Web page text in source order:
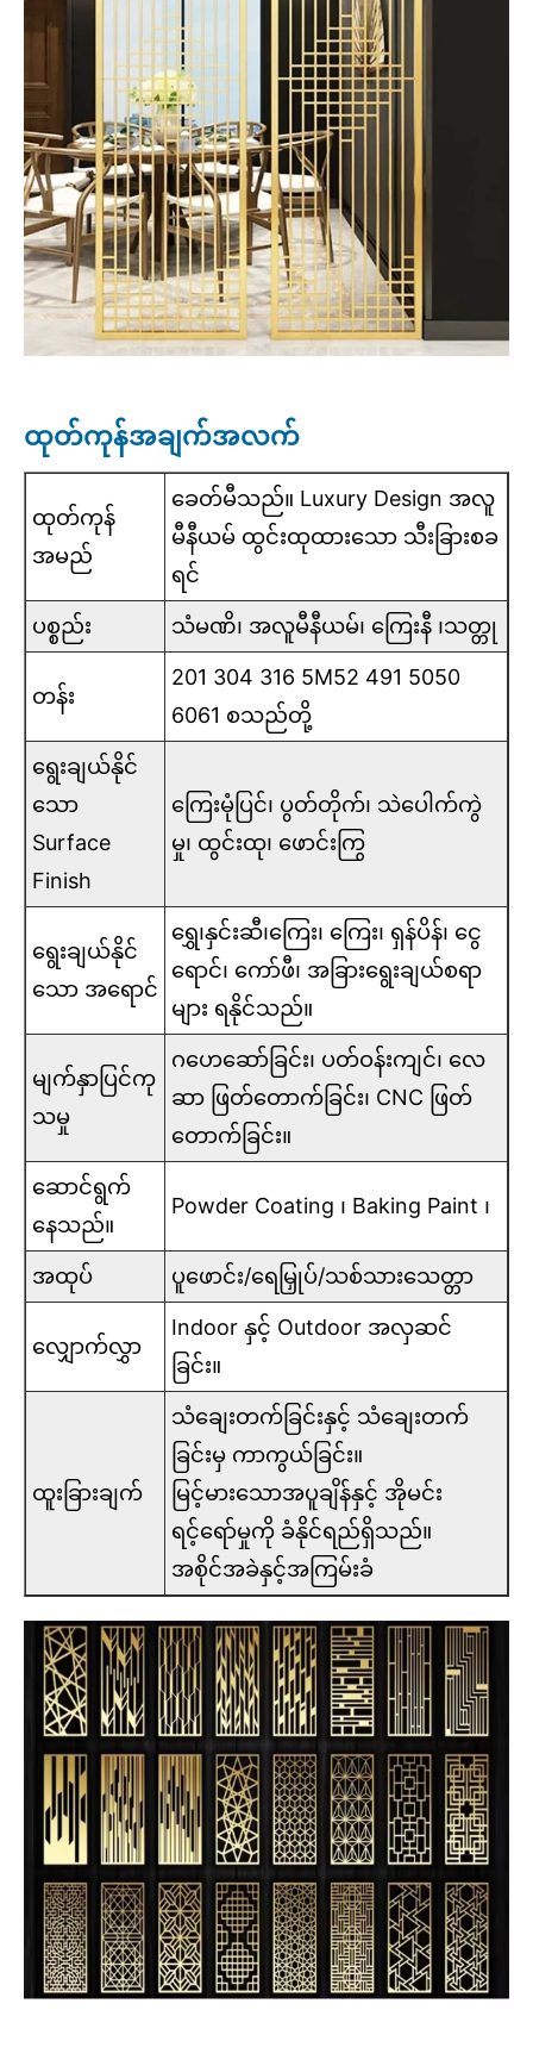
ထုတ်ကုန်အချက်အလက်
ထုတ်ကုန်
အမည်
ခေတ်မီသည်။ Luxury Design အလူ
မီနီယမ် ထွင်းထုထားသော သီးခြားစခ
ရင်
ပစ္စည်း သံမဏိ၊ အလူမီနီယမ်၊ ကြေးနီ ၊သတ္တု
တန်း
201 304 316 5M52 491 5050
6061 စသည်တို့
ရွေးချယ်နိုင်
သော
Surface
Finish
ကြေးမုံပြင်၊ ပွတ်တိုက်၊ သဲပေါက်ကွဲ
မှု၊ ထွင်းထု၊ ဖောင်းကြွ
ရွေးချယ်နိုင်
သော အရောင်
ရွှေ၊နှင်းဆီ၊ကြေး၊ ကြေး၊ ရှန်ပိန်၊ ငွေ
ရောင်၊ ကော်ဖီ၊ အခြားရွေးချယ်စရာ
များ ရနိုင်သည်။
မျက်နှာပြင်ကု
သမှု
ဂဟေဆော်ခြင်း၊ ပတ်ဝန်းကျင်၊ လေ
ဆာ ဖြတ်တောက်ခြင်း၊ CNC ဖြတ်
တောက်ခြင်း။
ဆောင်ရွက်
နေသည်။
Powder Coating ၊ Baking Paint ၊
အထုပ် ပူဖောင်း/ရေမြှုပ်/သစ်သားသေတ္တာ
လျှောက်လွှာ
Indoor နှင့် Outdoor အလှဆင်
ခြင်း။
ထူးခြားချက်
သံချေးတက်ခြင်းနှင့် သံချေးတက်
ခြင်းမှ ကာကွယ်ခြင်း။
မြင့်မားသောအပူချိန်နှင့် အိုမင်း
ရင့်ရော်မှုကို ခံနိုင်ရည်ရှိသည်။
အစိုင်အခဲနှင့်အကြမ်းခံ